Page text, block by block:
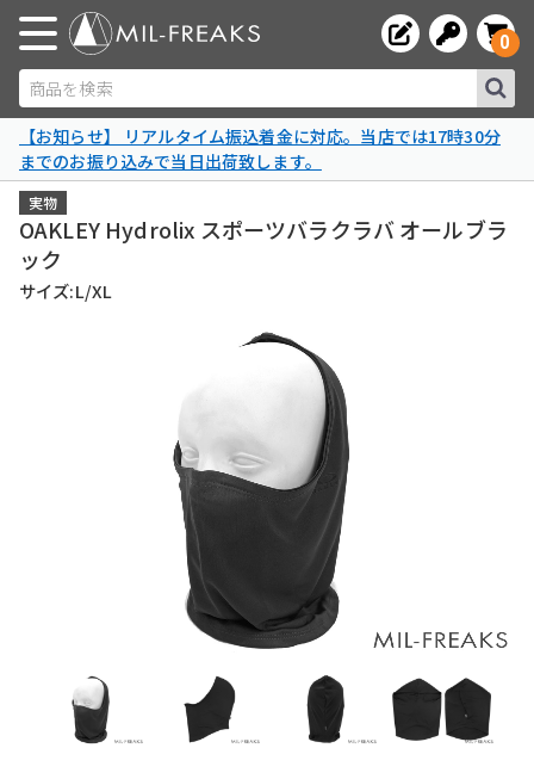
商品を検索
0
【お知らせ】 リアルタイム振込着金に対応。当店では17時30分
までのお振り込みで当日出荷致します。
実物
OAKLEY Hydrolix スポーツバラクラバ オールブラ
ック
サイズ:L/XL